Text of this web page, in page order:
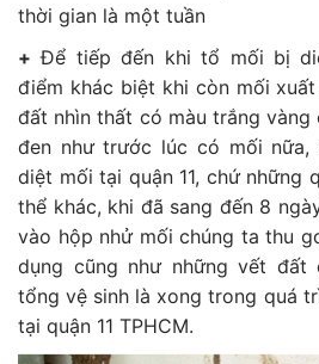
thời gian là một tuần
+ Để tiếp đến khi tổ mối bị
điểm khác biệt khi còn mối
đất nhìn thất có màu trắng vàng
đen như trước lúc có mối
diệt mối tại quận 11, chứ những
thể khác, khi đã sang đến 8
vào hộp nhử mối chúng ta thu
dụng cũng như những vết
tổng vệ sinh là xong trong quá
tại quận 11 TPHCM.